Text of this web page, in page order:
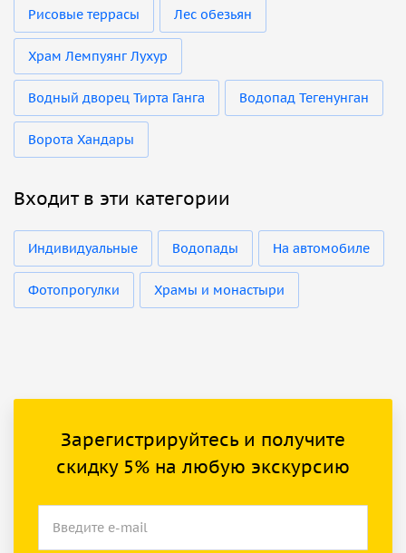
Рисовые террасы Лес обезьян
Храм Лемпуянг Лухур
Водный дворец Тирта Ганга Водопад Тегенунган
Ворота Хандары
Входит в эти категории
Индивидуальные Водопады На автомобиле
Фотопрогулки Храмы и монастыри
Зарегистрируйтесь и получите
скидку 5% на любую экскурсию